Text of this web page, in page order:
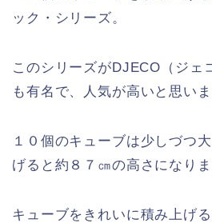
ック・シリーズ。
このシリーズがDJECO（ジェ
も有名で、人気が高いと思いま
１０個のキューブは少しづつ
げると約８７㎝の高さになりま
キューブをきれいに積み上げ